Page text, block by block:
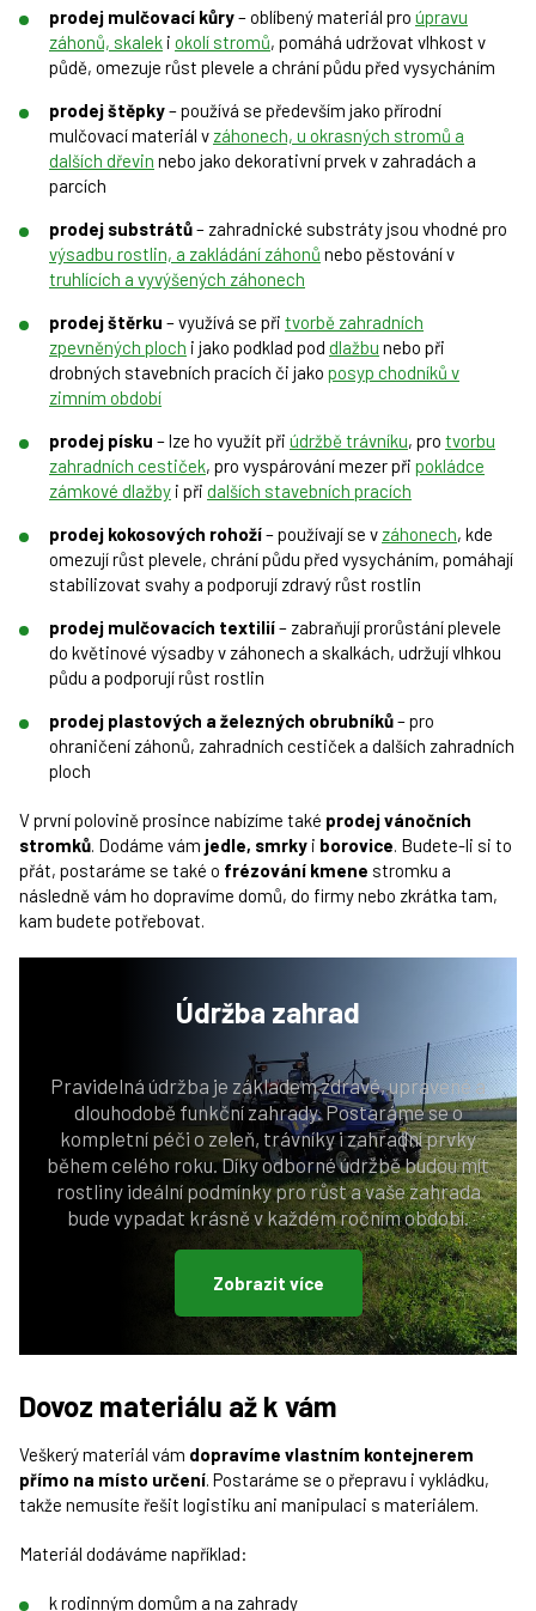
prodej mulčovací kůry– oblíbený materiál pro úpravu
záhonů, skalek i okolí stromů, pomáhá udržovat vlhkost v
půdě, omezuje růst plevele a chrání půdu před vysycháním
prodej štěpky– používá se především jako přírodní
mulčovací materiál v záhonech, u okrasných stromů a
dalších dřevin nebo jako dekorativní prvek v zahradách a
parcích
prodej substrátů– zahradnické substráty jsou vhodné pro
výsadbu rostlin, a zakládání záhonů nebo pěstování v
truhlících a vyvýšených záhonech
prodej štěrku – využívá se při tvorbě zahradních
zpevněných ploch i jako podklad pod dlažbu nebo při
drobných stavebních pracích či jako posyp chodníků v
zimním období
prodej písku – lze ho využít při údržbě trávníku, pro tvorbu
zahradních cestiček, pro vyspárování mezer při pokládce
zámkové dlažby i při dalších stavebních pracích
prodej kokosových rohoží– používají se v záhonech, kde
omezují růst plevele, chrání půdu před vysycháním, pomáhají
stabilizovat svahy a podporují zdravý růst rostlin
prodej mulčovacích textilií– zabraňují prorůstání plevele
do květinové výsadby v záhonech a skalkách, udržují vlhkou
půdu a podporují růst rostlin
prodej plastových a železných obrubníků– pro
ohraničení záhonů, zahradních cestiček a dalších zahradních
ploch
V první polovině prosince nabízíme také prodej vánočních
stromků. Dodáme vám jedle, smrky i borovice. Budete-li si to
přát, postaráme se také o frézování kmene stromku a
následně vám ho dopravíme domů, do firmy nebo zkrátka tam,
kam budete potřebovat.
Údržba zahrad
Pravidelná údržba je základem zdravé, upravené a
dlouhodobě funkční zahrady. Postaráme se o
kompletní péči o zeleň, trávníky i zahradní prvky
během celého roku. Díky odborné údržbě budou mít
rostliny ideální podmínky pro růst a vaše zahrada
bude vypadat krásně v každém ročním období.
Zobrazit více
Dovoz materiálu až k vám
Veškerý materiál vám dopravíme vlastním kontejnerem
přímo na místo určení. Postaráme se o přepravu i vykládku,
takže nemusíte řešit logistiku ani manipulaci s materiálem.
Materiál dodáváme například:
k rodinným domům a na zahrady